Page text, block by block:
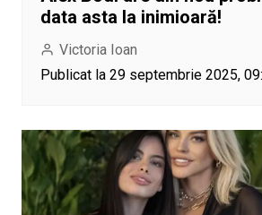
data asta la inimioară!
Victoria Ioan
Publicat la 29 septembrie 2025,